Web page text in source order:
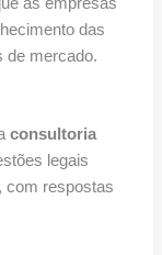
das
de mercado.
consultoria
legais
, com respostas